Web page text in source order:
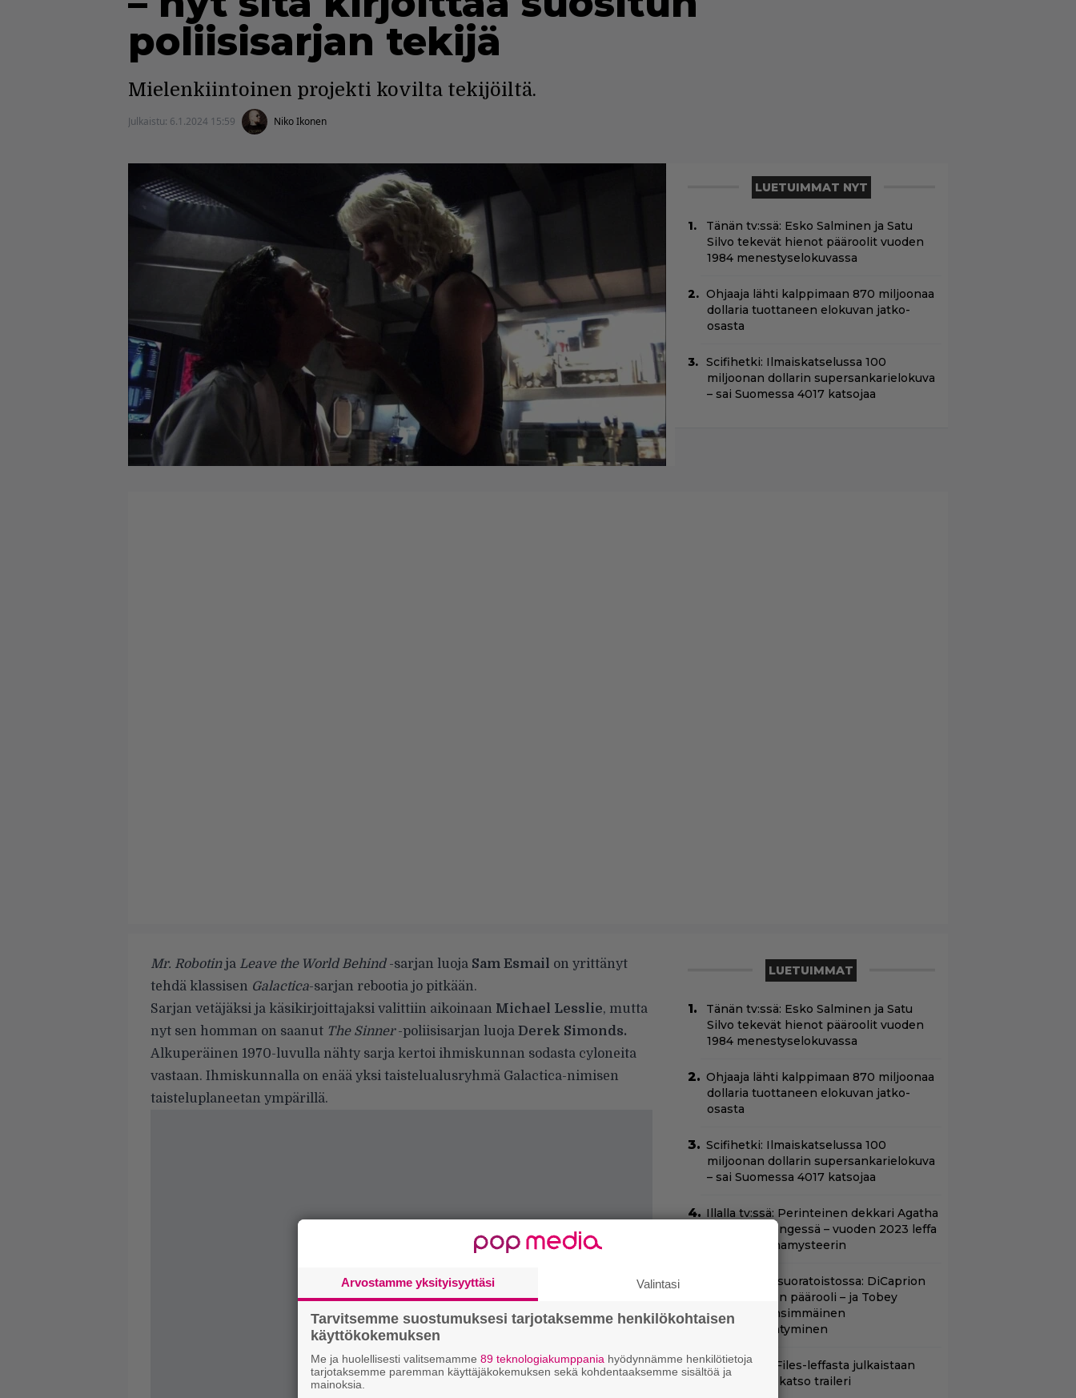
poliisisarjan tekijä
Mielenkiintoinen projekti kovilta tekijöiltä.
Julkaistu: 6.1.2024 15:59 Niko Ikonen
LUETUIMMAT NYT
Tänän tv:ssä: Esko Salminen ja Satu
Silvo tekevät hienot pääroolit vuoden
1984 menestyselokuvassa
Ohjaaja lähti kalppimaan 870 miljoonaa
dollaria tuottaneen elokuvan jatko-
osasta
Scifihetki: Ilmaiskatselussa 100
miljoonan dollarin supersankarielokuva
– sai Suomessa 4017 katsojaa
Mr. Robotinja Leave the World Behind-sarjan luoja Sam Esmail on yrittänyt
tehdä klassisen Galactica-sarjan rebootia jo pitkään.
Sarjan vetäjäksi ja käsikirjoittajaksi valittiin aikoinaan Michael Lesslie, mutta
nyt sen homman on saanut The Sinner-poliisisarjan luoja Derek Simonds.
Alkuperäinen 1970-luvulla nähty sarja kertoi ihmiskunnan sodasta cyloneita
vastaan. Ihmiskunnalla on enää yksi taistelualusryhmä Galactica-nimisen
taisteluplaneetan ympärillä.
LUETUIMMAT
Tänän tv:ssä: Esko Salminen ja Satu
Silvo tekevät hienot pääroolit vuoden
1984 menestyselokuvassa
Ohjaaja lähti kalppimaan 870 miljoonaa
dollaria tuottaneen elokuvan jatko-
osasta
Scifihetki: Ilmaiskatselussa 100
miljoonan dollarin supersankarielokuva
– sai Suomessa 4017 katsojaa
Illalla tv:ssä: Perinteinen dekkari Agatha
Christien hengessä – vuoden 2023 leffa
tarjoaa murhamysteerin
Huippuleffa suoratoistossa: DiCaprion
ensimmäinen päärooli – ja Tobey
Maguiren ensimmäinen
elokuvaesiintyminen
Vanhasta X-Files-leffasta julkaistaan
K18-versio – katso traileri
Arvostamme yksityisyyttäsi Valintasi
Tarvitsemme suostumuksesi tarjotaksemme henkilökohtaisen
käyttökokemuksen
Me ja huolellisesti valitsemamme 89 teknologiakumppania hyödynnämme henkilötietoja
tarjotaksemme paremman käyttäjäkokemuksen sekä kohdentaaksemme sisältöä ja
mainoksia.